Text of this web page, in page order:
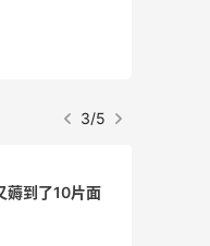
3/5
薅到了10片面